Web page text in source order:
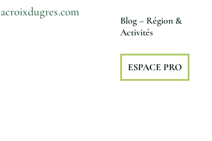
Blog – Région &
Activités
ESPACE PRO